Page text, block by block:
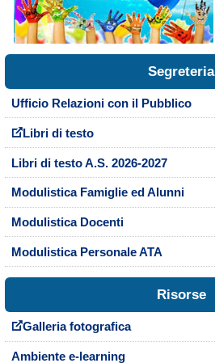
Segreteria
Ufficio Relazioni con il Pubblico
Libri di testo
Libri di testo A.S. 2026-2027
Modulistica Famiglie ed Alunni
Modulistica Docenti
Modulistica Personale ATA
Risorse
Galleria fotografica
Ambiente e-learning